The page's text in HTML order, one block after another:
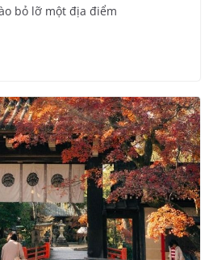
bỏ lỡ một địa điểm